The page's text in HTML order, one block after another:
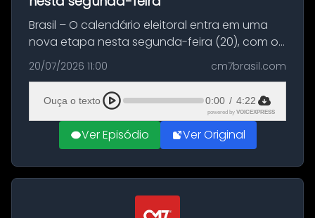
Brasil – O calendário eleitoral entra em uma
nova etapa nesta segunda-feira (20), com o
início do período destinado às convenções
partidárias. Até 5 de agosto, partidos e
federações poderão oficializa...
20/07/2026 11:00 cm7brasil.com
Ouça o texto 0:00 / 4:22
powered by VOICEXPRESS
Ver Episódio Ver Original